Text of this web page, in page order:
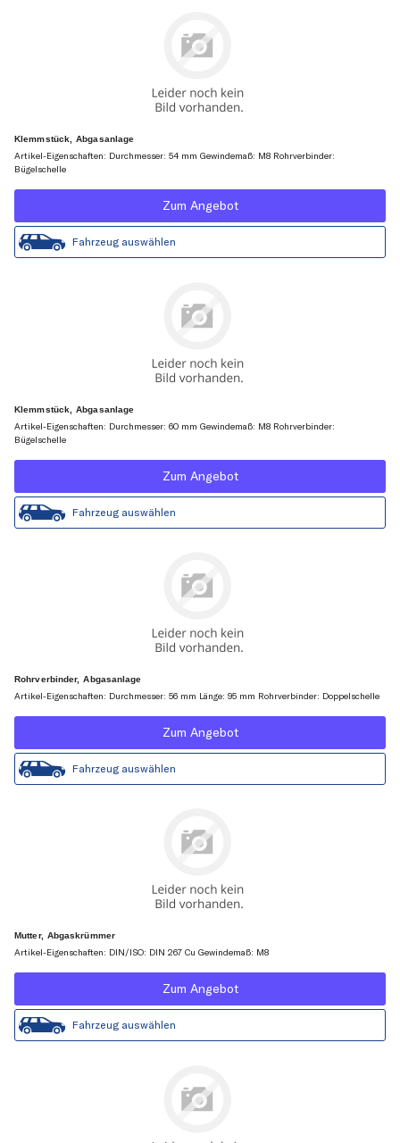
Klemmstück, Abgasanlage
Artikel-Eigenschaften: Durchmesser: 54 mm Gewindemaß: M8 Rohrverbinder:
Bügelschelle
Zum Angebot
Fahrzeug auswählen
Klemmstück, Abgasanlage
Artikel-Eigenschaften: Durchmesser: 60 mm Gewindemaß: M8 Rohrverbinder:
Bügelschelle
Zum Angebot
Fahrzeug auswählen
Rohrverbinder, Abgasanlage
Artikel-Eigenschaften: Durchmesser: 56 mm Länge: 95 mm Rohrverbinder: Doppelschelle
Zum Angebot
Fahrzeug auswählen
Mutter, Abgaskrümmer
Artikel-Eigenschaften: DIN/ISO: DIN 267 Cu Gewindemaß: M8
Zum Angebot
Fahrzeug auswählen